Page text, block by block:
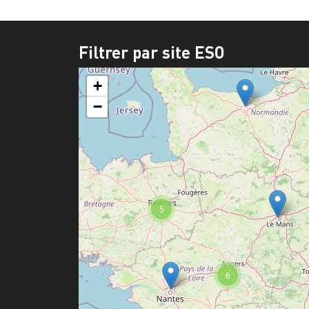
Filtrer par site ESO
6
5
+
−